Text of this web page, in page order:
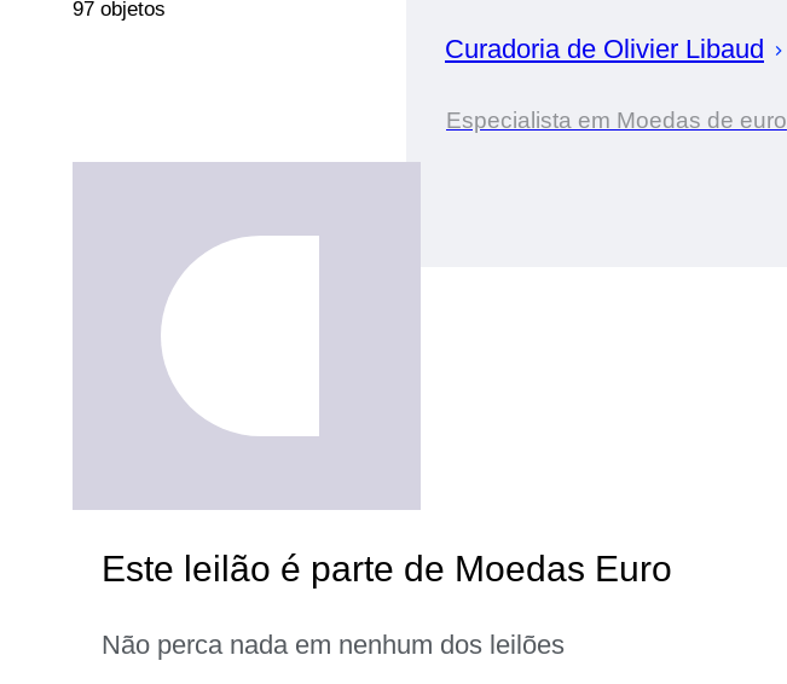
Curadoria de Olivier Libaud
Especialista em Moedas de euro
97 objetos
Este leilão é parte de Moedas Euro
Não perca nada em nenhum dos leilões